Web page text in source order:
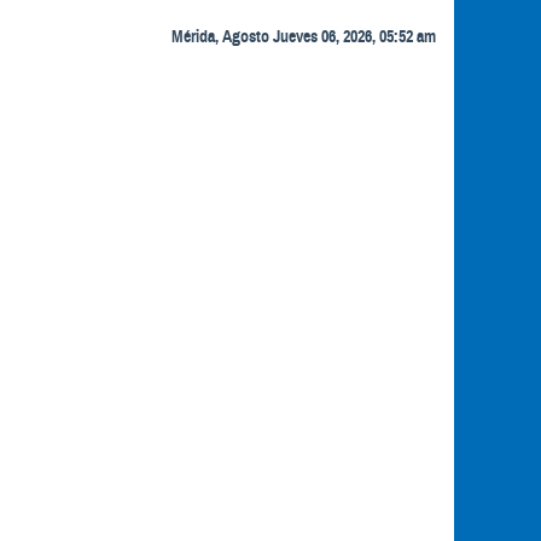
Mérida, Agosto Jueves 06, 2026, 05:52 am